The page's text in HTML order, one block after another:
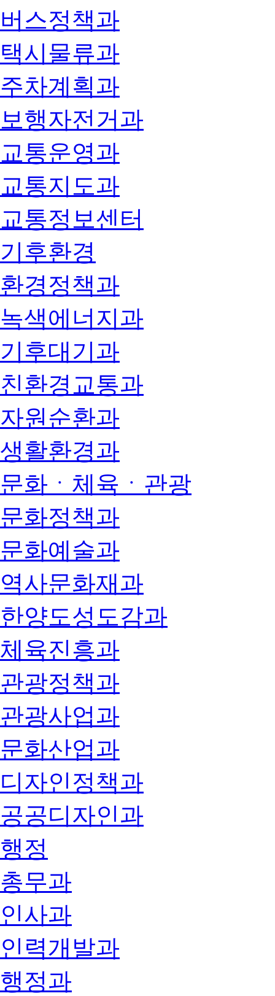
버스정책과
택시물류과
주차계획과
보행자전거과
교통운영과
교통지도과
교통정보센터
기후환경
환경정책과
녹색에너지과
기후대기과
친환경교통과
자원순환과
생활환경과
문화ㆍ체육ㆍ관광
문화정책과
문화예술과
역사문화재과
한양도성도감과
체육진흥과
관광정책과
관광사업과
문화산업과
디자인정책과
공공디자인과
행정
총무과
인사과
인력개발과
행정과